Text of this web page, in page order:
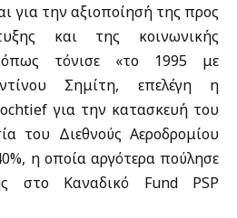
για την αξιοποίησή της προς
και της κοινωνικής
τόνισε «το 1995 με
Σημίτη, επελέγη η
για την κατασκευή του
του Διεθνούς Αεροδρομίου
η οποία αργότερα πούλησε
στο Καναδικό Fund PSP